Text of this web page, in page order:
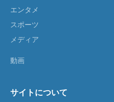
エンタメ
スポーツ
メディア
動画
サイトについて